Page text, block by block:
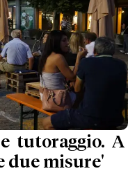
tutoraggio. A
due misure'